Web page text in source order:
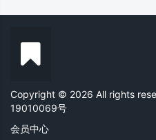
Copyright © 2026 All rights
19010069号
会员中心